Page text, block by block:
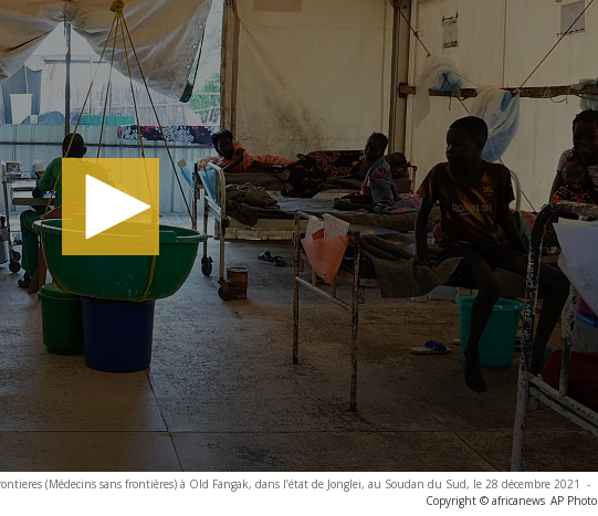
(Médecins sans frontières) à Old Fangak, dans l’état de Jonglei, au Soudan du Sud, le 28 décembre 2021 -
Copyright © africanews AP Photo